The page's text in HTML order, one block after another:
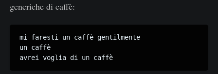
generiche di caffè:
mi faresti un caffè gentilmente
un caffè